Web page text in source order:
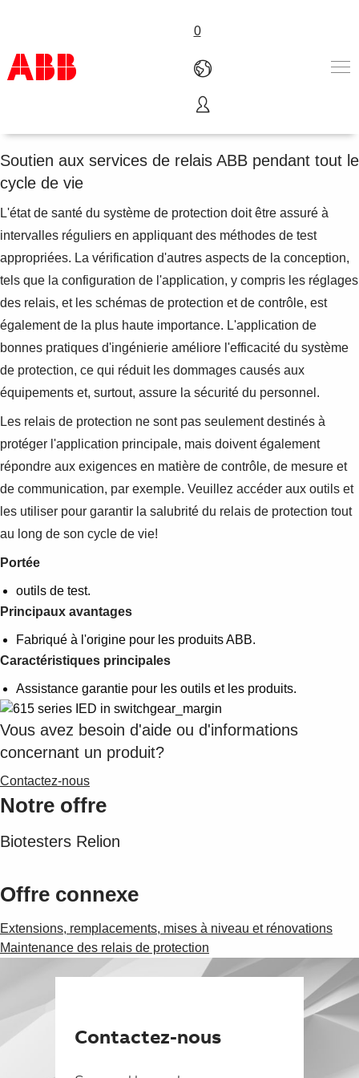
0
Produits & Services
Industries
A propos
Où acheter
Contactez-nous
Carrières
Suggestions
See more products
Shopping list preview
0
Outils de simulation
Soutien aux services de relais ABB pendant tout le
cycle de vie
L'état de santé du système de protection doit être assuré à
intervalles réguliers en appliquant des méthodes de test
appropriées. La vérification d'autres aspects de la conception,
tels que la configuration de l'application, y compris les réglages
des relais, et les schémas de protection et de contrôle, est
également de la plus haute importance. L'application de
bonnes pratiques d'ingénierie améliore l'efficacité du système
de protection, ce qui réduit les dommages causés aux
équipements et, surtout, assure la sécurité du personnel.
Les relais de protection ne sont pas seulement destinés à
protéger l'application principale, mais doivent également
répondre aux exigences en matière de contrôle, de mesure et
de communication, par exemple. Veuillez accéder aux outils et
les utiliser pour garantir la salubrité du relais de protection tout
au long de son cycle de vie!
Portée
outils de test.
Principaux avantages
Fabriqué à l'origine pour les produits ABB.
Caractéristiques principales
Assistance garantie pour les outils et les produits.
Vous avez besoin d'aide ou d'informations
concernant un produit?
Contactez-nous
Notre offre
Biotesters Relion
Offre connexe
Extensions, remplacements, mises à niveau et rénovations
Maintenance des relais de protection
Contactez-nous